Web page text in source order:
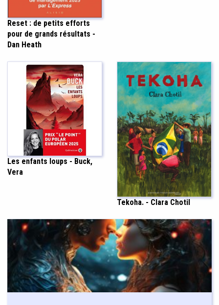
Reset : de petits efforts
pour de grands résultats -
Dan Heath
Les enfants loups - Buck,
Vera
Tekoha. - Clara Chotil